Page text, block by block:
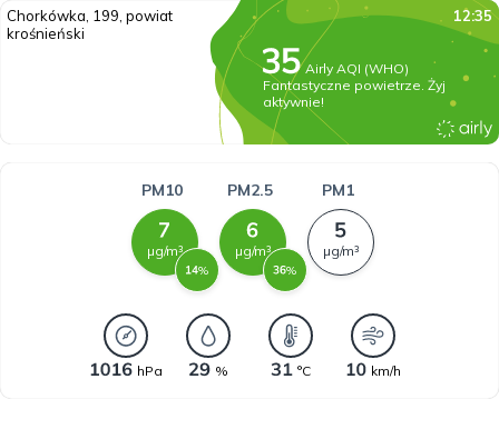
Chorkówka, 199, powiat
krośnieński
12:35
Airly AQI (WHO)
Fantastyczne powietrze. Żyj
aktywnie!
PM10
µg/m³
%
PM2.5
µg/m³
%
PM1
µg/m³
hPa % °C km/h